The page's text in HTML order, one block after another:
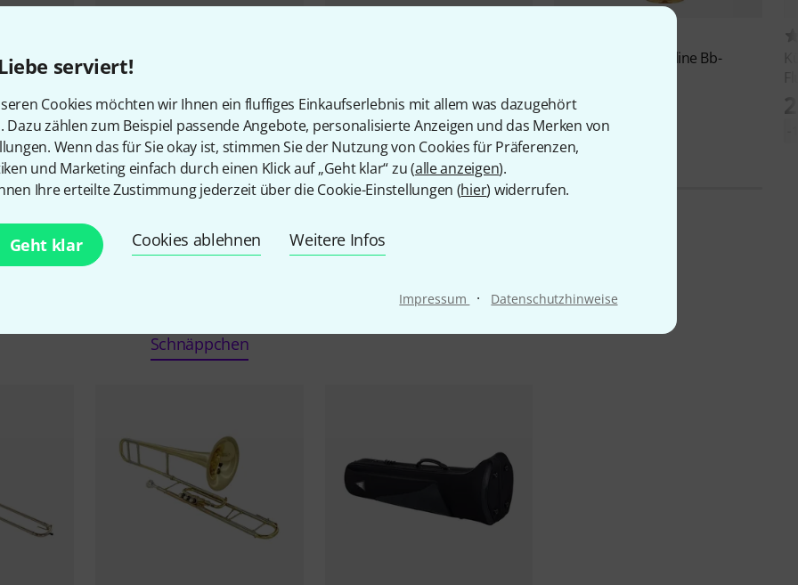
serviert!
Cookies möchten wir Ihnen ein fluffiges Einkaufserlebnis mit allem was dazugehört
Dazu zählen zum Beispiel passende Angebote, personalisierte Anzeigen und das Merken von
Wenn das für Sie okay ist, stimmen Sie der Nutzung von Cookies für Präferenzen,
und Marketing einfach durch einen Klick auf „Geht klar“ zu (alle anzeigen).
Ihre erteilte Zustimmung jederzeit über die Cookie-Einstellungen (hier) widerrufen.
Geht klar Cookies ablehnen Weitere Infos
Impressum · Datenschutzhinweise
F/Gb/D-
Kühnl & Hoyer
Flow"
4.998 € 3.698 €
Topline Bb-
1.798 €
UVP: 2.156 €
-17%
Schnäppchen